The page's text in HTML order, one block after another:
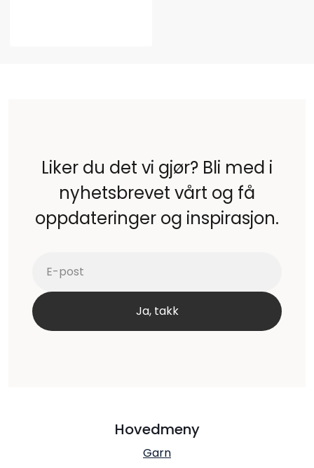
Liker du det vi gjør? Bli med i
nyhetsbrevet vårt og få
oppdateringer og inspirasjon.
Hovedmeny
Garn